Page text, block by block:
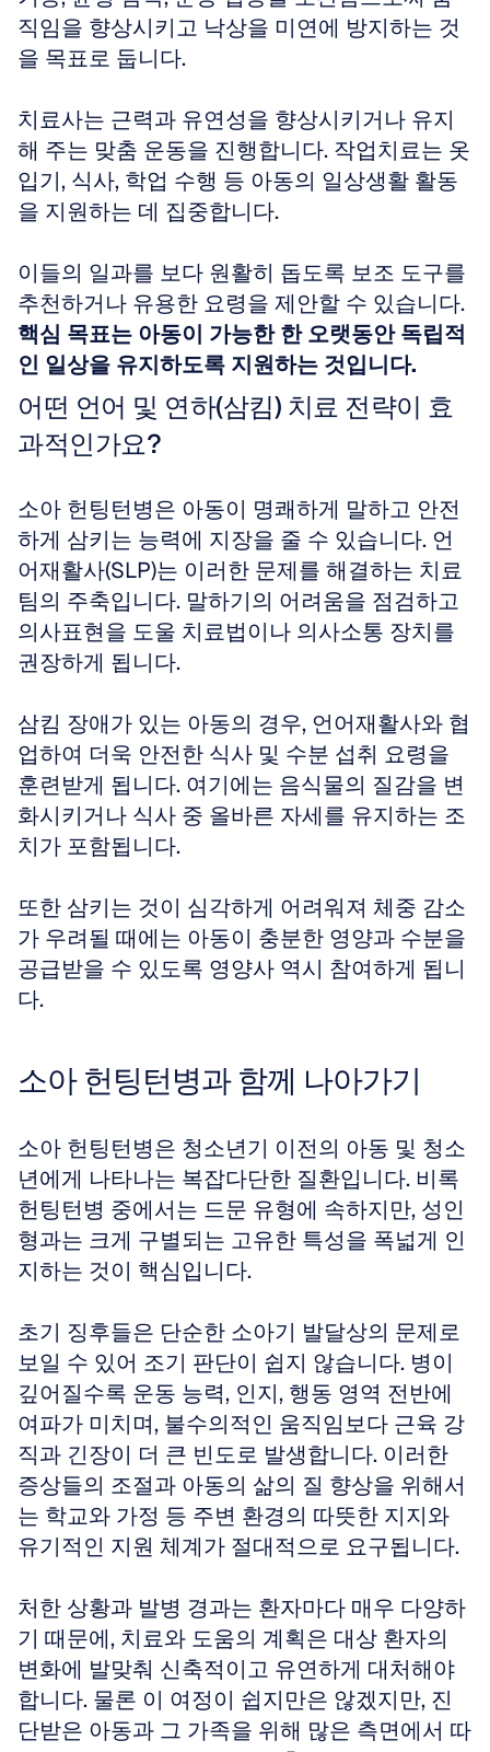
직임을 향상시키고 낙상을 미연에 방지하는 것
을 목표로 둡니다.
치료사는 근력과 유연성을 향상시키거나 유지
해 주는 맞춤 운동을 진행합니다. 작업치료는 옷
입기, 식사, 학업 수행 등 아동의 일상생활 활동
을 지원하는 데 집중합니다.
이들의 일과를 보다 원활히 돕도록 보조 도구를
핵심 목표는 아동이 가능한 한 오랫동안 독립적
인 일상을 유지하도록 지원하는 것입니다.
어떤 언어 및 연하(삼킴) 치료 전략이 효
과적인가요?
소아 헌팅턴병은 아동이 명쾌하게 말하고 안전
하게 삼키는 능력에 지장을 줄 수 있습니다. 언
어재활사(SLP)는 이러한 문제를 해결하는 치료
팀의 주축입니다. 말하기의 어려움을 점검하고
의사표현을 도울 치료법이나 의사소통 장치를
권장하게 됩니다.
삼킴 장애가 있는 아동의 경우, 언어재활사와 협
업하여 더욱 안전한 식사 및 수분 섭취 요령을
훈련받게 됩니다. 여기에는 음식물의 질감을 변
화시키거나 식사 중 올바른 자세를 유지하는 조
치가 포함됩니다.
또한 삼키는 것이 심각하게 어려워져 체중 감소
가 우려될 때에는 아동이 충분한 영양과 수분을
공급받을 수 있도록 영양사 역시 참여하게 됩니
다.
소아 헌팅턴병과 함께 나아가기
소아 헌팅턴병은 청소년기 이전의 아동 및 청소
년에게 나타나는 복잡다단한 질환입니다. 비록
헌팅턴병 중에서는 드문 유형에 속하지만, 성인
형과는 크게 구별되는 고유한 특성을 폭넓게 인
지하는 것이 핵심입니다.
초기 징후들은 단순한 소아기 발달상의 문제로
보일 수 있어 조기 판단이 쉽지 않습니다. 병이
깊어질수록 운동 능력, 인지, 행동 영역 전반에
여파가 미치며, 불수의적인 움직임보다 근육 강
직과 긴장이 더 큰 빈도로 발생합니다. 이러한
증상들의 조절과 아동의 삶의 질 향상을 위해서
는 학교와 가정 등 주변 환경의 따뜻한 지지와
유기적인 지원 체계가 절대적으로 요구됩니다.
처한 상황과 발병 경과는 환자마다 매우 다양하
기 때문에, 치료와 도움의 계획은 대상 환자의
변화에 발맞춰 신축적이고 유연하게 대처해야
합니다. 물론 이 여정이 쉽지만은 않겠지만, 진
단받은 아동과 그 가족을 위해 많은 측면에서 따